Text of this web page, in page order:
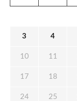
3 4
10 11
17 18
24 25